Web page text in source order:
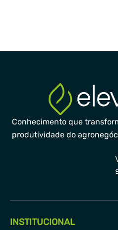
Conhecimento que
produtividade do
INSTITUCIONAL